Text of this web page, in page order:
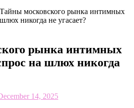
Тайны московского рынка интимных
никогда не угасает?
рынка интимных
на шлюх никогда
14, 2025